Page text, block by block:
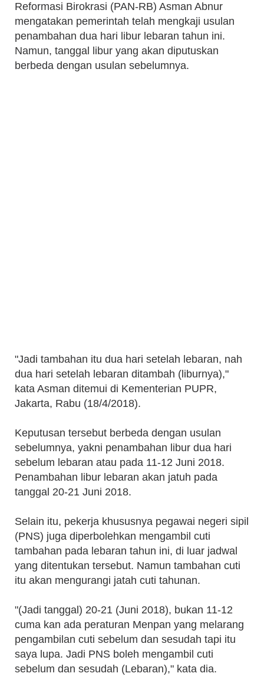
Reformasi Birokrasi (PAN-RB) Asman Abnur
mengatakan pemerintah telah mengkaji usulan
penambahan dua hari libur lebaran tahun ini.
Namun, tanggal libur yang akan diputuskan
berbeda dengan usulan sebelumnya.
"Jadi tambahan itu dua hari setelah lebaran, nah
dua hari setelah lebaran ditambah (liburnya),"
kata Asman ditemui di Kementerian PUPR,
Jakarta, Rabu (18/4/2018).
Keputusan tersebut berbeda dengan usulan
sebelumnya, yakni penambahan libur dua hari
sebelum lebaran atau pada 11-12 Juni 2018.
Penambahan libur lebaran akan jatuh pada
tanggal 20-21 Juni 2018.
Selain itu, pekerja khususnya pegawai negeri sipil
(PNS) juga diperbolehkan mengambil cuti
tambahan pada lebaran tahun ini, di luar jadwal
yang ditentukan tersebut. Namun tambahan cuti
itu akan mengurangi jatah cuti tahunan.
"(Jadi tanggal) 20-21 (Juni 2018), bukan 11-12
cuma kan ada peraturan Menpan yang melarang
pengambilan cuti sebelum dan sesudah tapi itu
saya lupa. Jadi PNS boleh mengambil cuti
sebelum dan sesudah (Lebaran)," kata dia.